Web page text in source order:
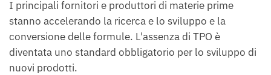
I principali fornitori e produttori di materie prime
stanno accelerando la ricerca e lo sviluppo e la
conversione delle formule. L'assenza di TPO è
diventata uno standard obbligatorio per lo sviluppo di
nuovi prodotti.